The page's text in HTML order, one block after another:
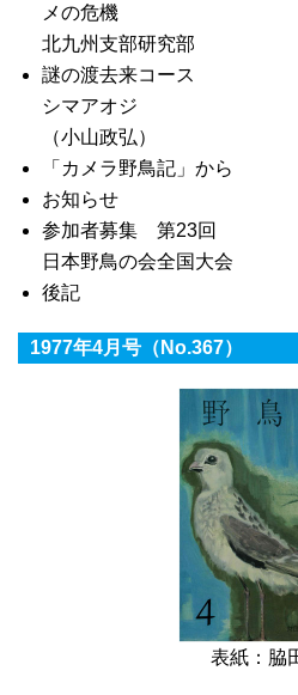
メの危機
北九州支部研究部
謎の渡去来コース
シマアオジ
（小山政弘）
「カメラ野鳥記」から
お知らせ
参加者募集 第23回
日本野鳥の会全国大会
後記
1977年4月号（No.367）
表紙：脇